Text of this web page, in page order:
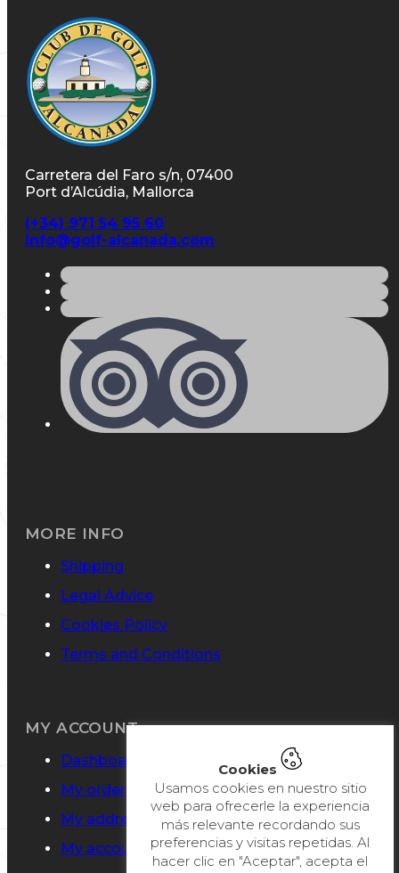
Carretera del Faro s/n, 07400
Port d’Alcúdia, Mallorca
(+34) 971 54 95 60
info@golf-alcanada.com
MORE INFO
Shipping
Legal Advice
Cookies Policy
Terms and Conditions
MY ACCOUNT
Dashboard
My orders
My addresses
My account details
Cookies
Usamos cookies en nuestro sitio
web para ofrecerle la experiencia
más relevante recordando sus
preferencias y visitas repetidas. Al
hacer clic en "Aceptar", acepta el